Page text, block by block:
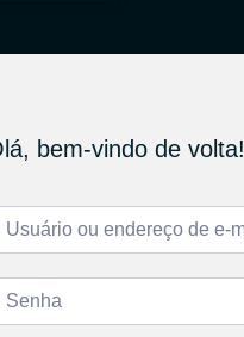
bem-vindo de volta!